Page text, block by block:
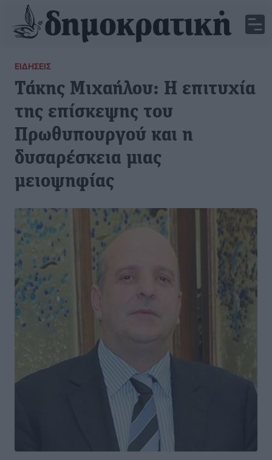
ΕΙΔΉΣΕΙΣ
Τάκης Μιχαήλου: Η επιτυχία
της επίσκεψης του
Πρωθυπουργού και η
δυσαρέσκεια μιας
μειοψηφίας